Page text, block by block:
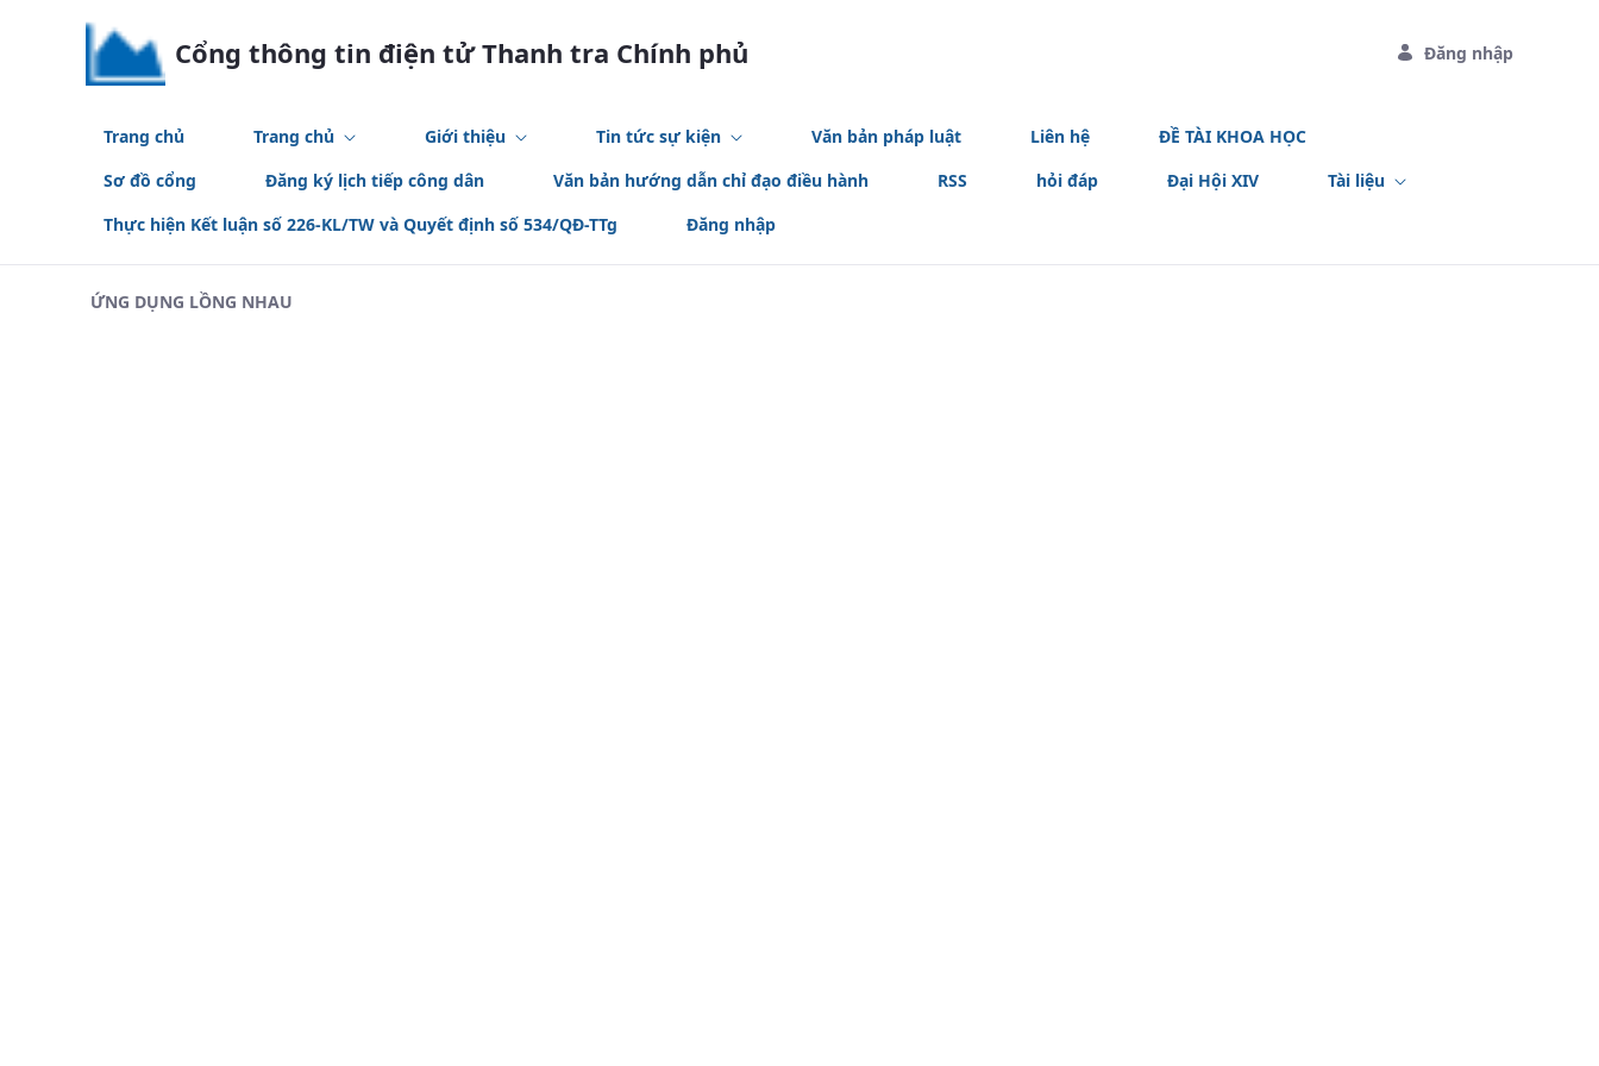
Skip to Main Content
Cổng thông tin điện tử Thanh tra Chính phủ Đăng nhập
Trang chủ Trang chủ Giới thiệu Tin tức sự kiện Văn bản pháp luật Liên hệ
ĐỀ TÀI KHOA HỌC
Sơ đồ cổng
Đăng ký lịch tiếp công dân Văn bản hướng dẫn chỉ đạo điều hành RSS hỏi đáp Đại Hội XIV
Tài liệu
Thực hiện Kết luận số 226-KL/TW và Quyết định số 534/QĐ-TTg
Đăng nhập
ỨNG DỤNG LỒNG NHAU